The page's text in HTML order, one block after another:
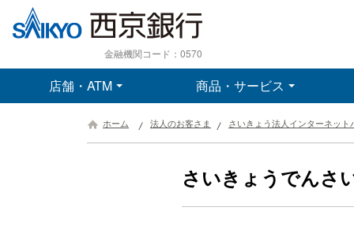
金融機関コード：0570
店舗・ATM 商品・サービス
ホーム 法人のお客さま さいきょう法人インターネット
さいきょうでんさ